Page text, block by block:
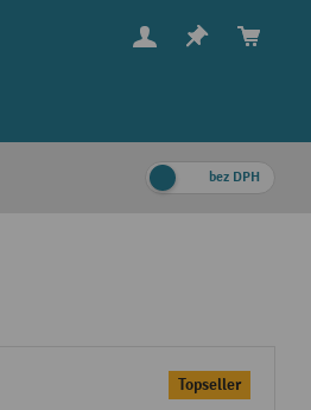
bez DPH
Topseller